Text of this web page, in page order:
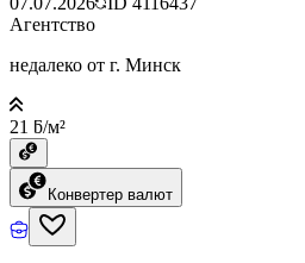
Агентство
недалеко от г. Минск
21 ƃ/м²
Конвертер валют